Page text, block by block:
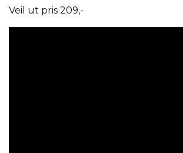
Veil ut pris 209,-